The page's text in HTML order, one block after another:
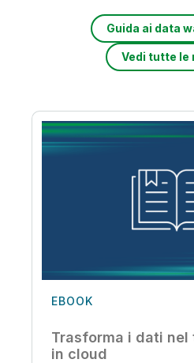
Guida ai data
Vedi tutte le
EBOOK
Trasforma i dati nel
in cloud